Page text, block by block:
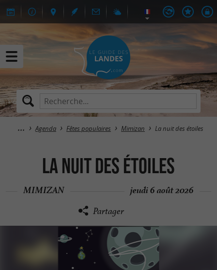
Agenda Fêtes populaires Mimizan La nuit des étoiles
La nuit des étoiles
MIMIZAN jeudi 6 août 2026
Partager